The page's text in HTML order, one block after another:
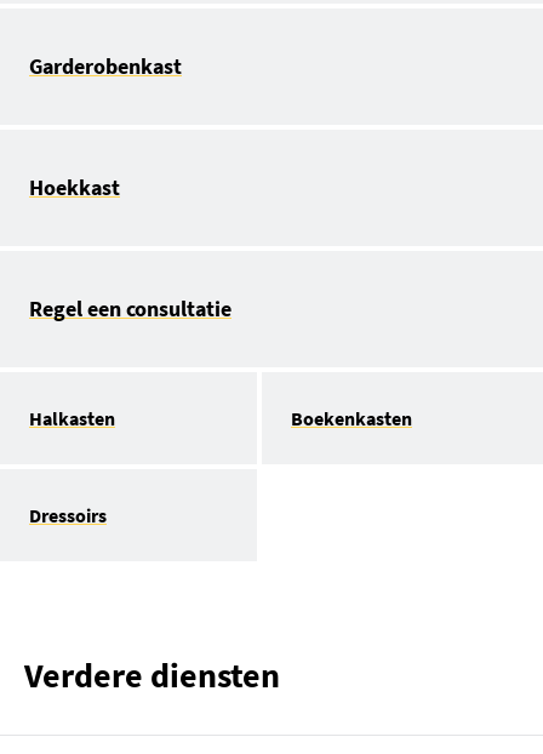
Garderobenkast
Hoekkast
Regel een consultatie
Halkasten Boekenkasten
Dressoirs
Verdere diensten